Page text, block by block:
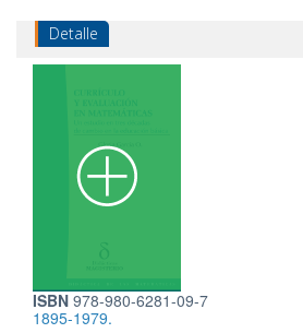
Detalle
ISBN 978-980-6281-09-7
1895-1979.